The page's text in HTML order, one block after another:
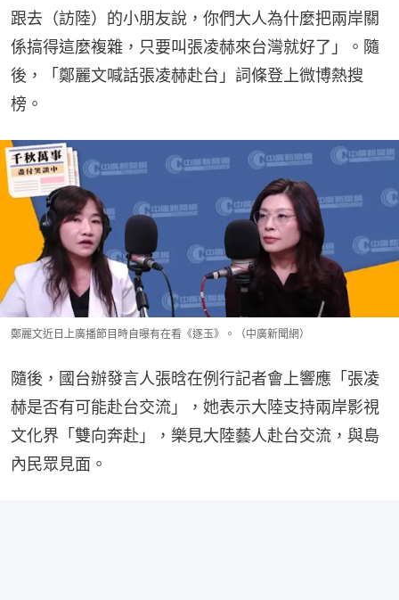
跟去（訪陸）的小朋友說，你們大人為什麼把兩岸關
係搞得這麼複雜，只要叫張凌赫來台灣就好了」。隨
後，「鄭麗文喊話張凌赫赴台」詞條登上微博熱搜
榜。
鄭麗文近日上廣播節目時自曝有在看《逐玉》。（中廣新聞網）
隨後，國台辦發言人張晗在例行記者會上響應「張凌
赫是否有可能赴台交流」，她表示大陸支持兩岸影視
文化界「雙向奔赴」，樂見大陸藝人赴台交流，與島
內民眾見面。